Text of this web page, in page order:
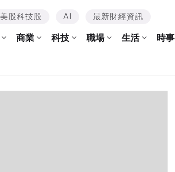
美股科技股 AI 最新財經資訊
商業 科技 職場 生活 時事